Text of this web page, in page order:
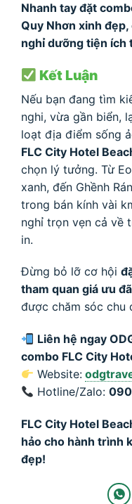
Nhanh tay đặt
Quy Nhơn xinh
nghỉ dưỡng tiện ích
Kết Luận
Nếu bạn đang tìm
nghi, vừa gần biển,
loạt địa điểm sống
FLC City Hotel
chọn lý tưởng. Từ
xanh, đến Ghềnh
trong bán kính vài
nghỉ trọn vẹn cả về
in.
Đừng bỏ lỡ cơ hội
tham quan giá ưu
được chăm sóc chu
Liên hệ ngay
combo FLC City
Website:
Hotline/Zalo:
FLC City Hotel
hảo cho hành trình
đẹp!